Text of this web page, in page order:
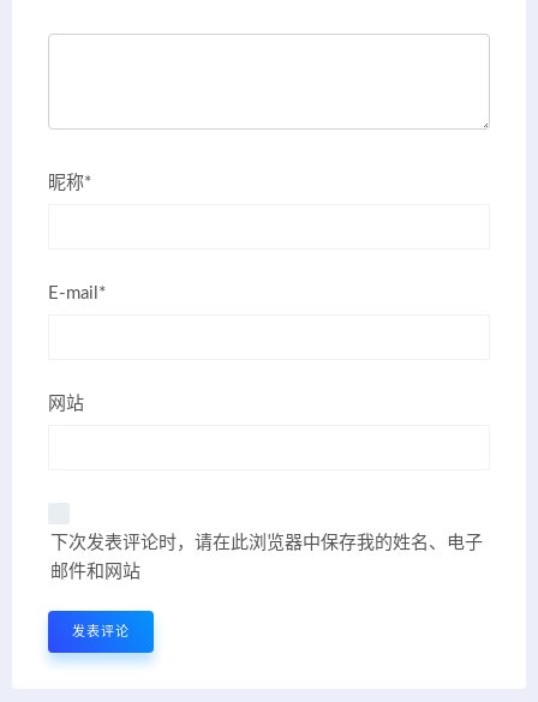
昵称*
E-mail*
网站
下次发表评论时，请在此浏览器中保存我的姓名、电子
邮件和网站